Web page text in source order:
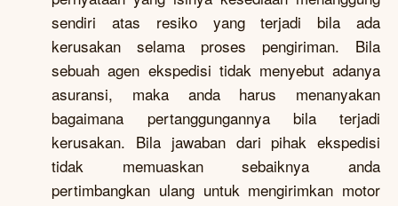
sendiri atas resiko yang terjadi bila ada
kerusakan selama proses pengiriman. Bila
sebuah agen ekspedisi tidak menyebut adanya
asuransi, maka anda harus menanyakan
bagaimana pertanggungannya bila terjadi
kerusakan. Bila jawaban dari pihak ekspedisi
tidak memuaskan sebaiknya anda
pertimbangkan ulang untuk mengirimkan motor